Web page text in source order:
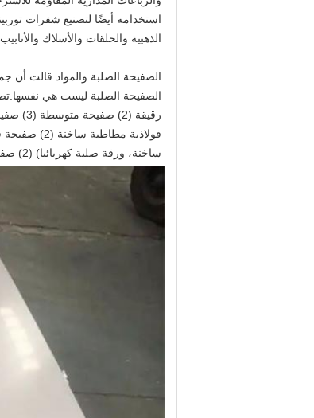
الذهبية والحلقات والأسلاك والأنابيب.
ساخنة، ورقة صلبة كهربائيا) (2) صفيحة قلعية (3) صفيحة فولاذية مركبة (4) صفيحة فولاذية ملونة